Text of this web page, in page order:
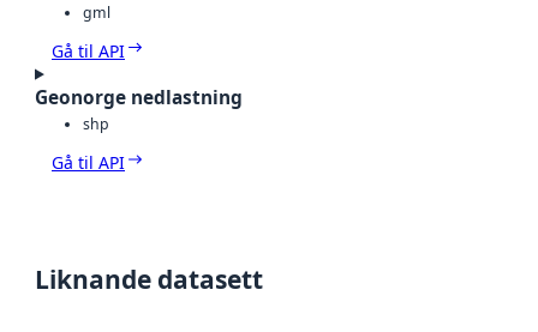
gml
Gå til API
Geonorge nedlastning
shp
Gå til API
Liknande datasett